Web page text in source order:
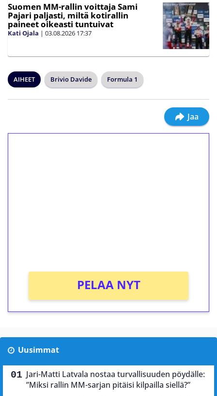
Suomen MM-rallin voittaja Sami
Pajari paljasti, miltä kotirallin
paineet oikeasti tuntuivat
Kati Ojala | 03.08.2026 17:37
AIHEET Brivio Davide Formula 1
Jaa
PELAA NYT
Uusimmat
Jari-Matti Latvala nostaa turvallisuuden pöydälle:
”Miksi rallin MM-sarjan pitäisi kilpailla siellä?”